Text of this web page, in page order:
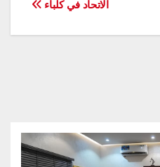
الاتحاد في كلباء